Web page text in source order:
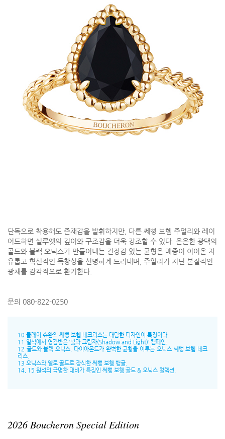
단독으로 착용해도 존재감을 발휘하지만, 다른 쎄뻥 보헴 주얼리와 레이
어드하면 실루엣의 깊이와 구조감을 더욱 강조할 수 있다. 은은한 광택의
골드와 블랙 오닉스가 만들어내는 긴장감 있는 균형은 메종이 이어온 자
유롭고 혁신적인 독창성을 선명하게 드러내며, 주얼리가 지닌 본질적인
광채를 감각적으로 환기한다.
문의 080-822-0250
10 클레어 슈완의 쎄뻥 보헴 네크리스는 대담한 디자인이 특징이다.
11 일식에서 영감받은 ‘빛과 그림자(Shadow and Light)’ 캠페인.
12 골드와 블랙 오닉스, 다이아몬드가 완벽한 균형을 이루는 오닉스 쎄뻥 보헴 네크
리스.
13 오닉스와 옐로 골드로 장식한 쎄뻥 보헴 뱅글.
14, 15 원석의 극명한 대비가 특징인 쎄뻥 보헴 골드 & 오닉스 컬렉션.
2026 Boucheron Special Edition